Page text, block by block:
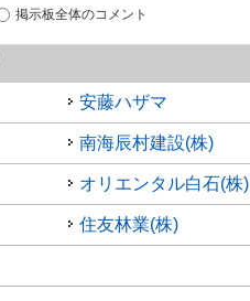
掲示板全体のコメント
安藤ハザマ
南海辰村建設(株)
オリエンタル白石(株)
住友林業(株)